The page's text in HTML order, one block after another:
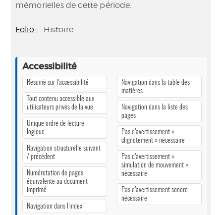
mémorielles de cette période.
Folio; . Histoire
Accessibilité
Résumé sur l’accessibilité
Tout contenu accessible aux
utilisateurs privés de la vue
Unique ordre de lecture
logique
Navigation structurelle suivant
/ précédent
Numérotation de pages
équivalente au document
imprimé
Navigation dans l’index
Navigation dans la table des
matières
Navigation dans la liste des
pages
Pas d’avertissement «
clignotement » nécessaire
Pas d’avertissement «
simulation de mouvement »
nécessaire
Pas d’avertissement sonore
nécessaire